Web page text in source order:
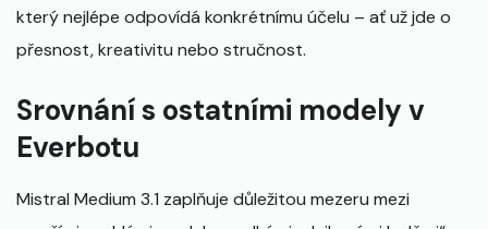
který nejlépe odpovídá konkrétnímu účelu – ať už jde o
přesnost, kreativitu nebo stručnost.
Srovnání s ostatními modely v
Everbotu
Mistral Medium 3.1 zaplňuje důležitou mezeru mezi